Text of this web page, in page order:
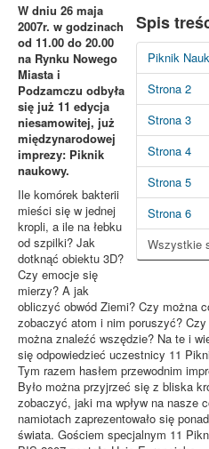
Spis
Piknik
Strona 2
Strona 3
Strona 4
Strona 5
Strona 6
Wszystkie
W dniu 26 maja
2007r. w godzinach
od 11.00 do 20.00
na Rynku Nowego
Miasta i
Podzamczu odbyła
się już 11 edycja
niesamowitej, już
międzynarodowej
imprezy: Piknik
naukowy.
Ile komórek bakterii
mieści się w jednej
kropli, a ile na łebku
od szpilki? Jak
dotknąć obiektu 3D?
Czy emocje się
mierzy? A jak
obliczyć obwód Ziemi? Czy można
zobaczyć atom i nim poruszyć?
można znaleźć wszędzie? Na te i
się odpowiedzieć uczestnicy 11
Tym razem hasłem przewodnim
Było można przyjrzeć się z bliska
zobaczyć, jaki ma wpływ na nasze
namiotach zaprezentowało się
świata. Gościem specjalnym 11